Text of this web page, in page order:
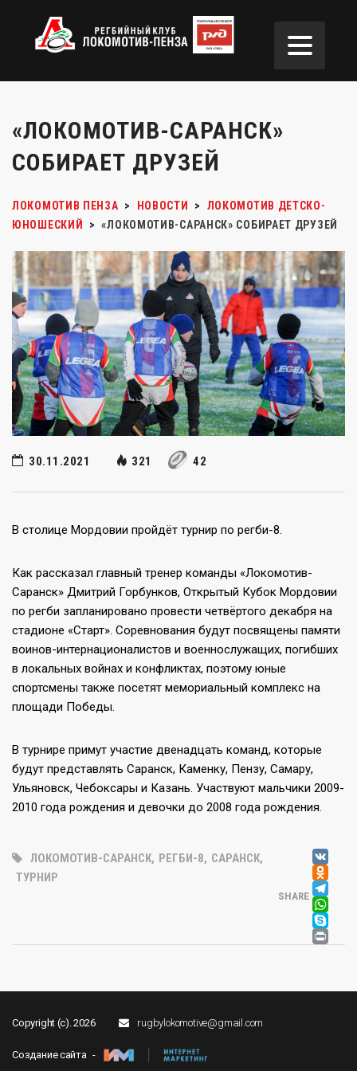
«ЛОКОМОТИВ-САРАНСК»
СОБИРАЕТ ДРУЗЕЙ
ЛОКОМОТИВ ПЕНЗА > НОВОСТИ >
ЛОКОМОТИВ ДЕТСКО-
ЮНОШЕСКИЙ
> «ЛОКОМОТИВ-САРАНСК» СОБИРАЕТ ДРУЗЕЙ
30.11.2021 321 42
В столице Мордовии пройдёт турнир по регби-8.
Как рассказал главный тренер команды «Локомотив-
Саранск» Дмитрий Горбунков, Открытый Кубок Мордовии
по регби запланировано провести четвёртого декабря на
стадионе «Старт». Соревнования будут посвящены памяти
воинов-интернационалистов и военнослужащих, погибших
в локальных войнах и конфликтах, поэтому юные
спортсмены также посетят мемориальный комплекс на
площади Победы.
В турнире примут участие двенадцать команд, которые
будут представлять Саранск, Каменку, Пензу, Самару,
Ульяновск, Чебоксары и Казань. Участвуют мальчики 2009-
2010 года рождения и девочки до 2008 года рождения.
ЛОКОМОТИВ-САРАНСК, РЕГБИ-8, САРАНСК,
ТУРНИР
SHARE
Copyright (c). 2026 rugbylokomotive@gmail.com
Создание сайта -